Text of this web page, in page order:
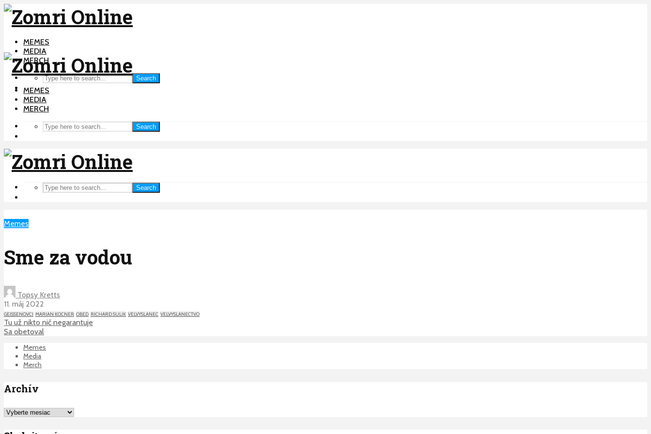
MEMES
MEDIA
MERCH
Search
MEMES
MEDIA
MERCH
Search
Search
Memes
Sme za vodou
Topsy Kretts
11. máj 2022
GEISSENOVCI MARIAN KOCNER OBED RICHARD SULIK VELVYSLANEC VELVYSLANECTVO
Tu už nikto nič negarantuje
Sa obetoval
Memes
Media
Merch
Archív
Archív